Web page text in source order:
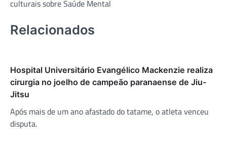
culturais sobre Saúde Mental
Relacionados
Hospital Universitário Evangélico Mackenzie realiza
cirurgia no joelho de campeão paranaense de Jiu-
Jitsu
Após mais de um ano afastado do tatame, o atleta venceu
disputa.